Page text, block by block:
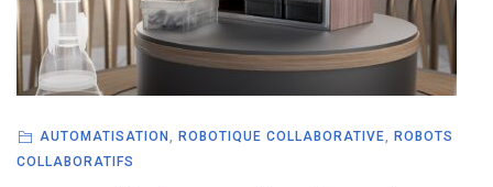
AUTOMATISATION , ROBOTIQUE COLLABORATIVE, ROBOTS
COLLABORATIFS